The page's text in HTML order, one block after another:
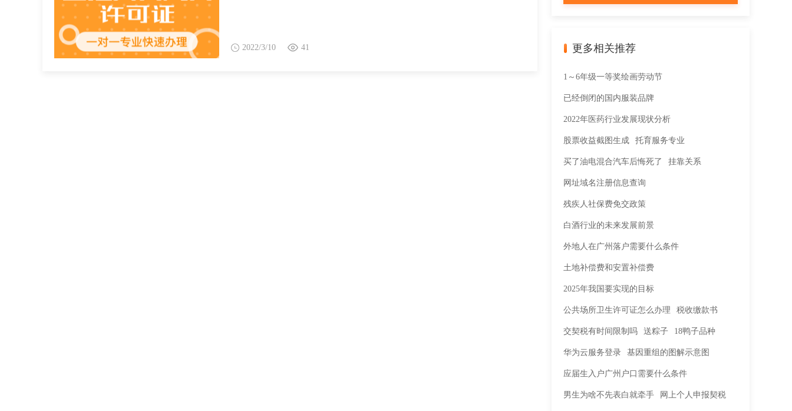
2022/3/10 41 更多相关推荐
1～6年级一等奖绘画劳动节
已经倒闭的国内服装品牌
2022年医药行业发展现状分析
股票收益截图生成 托育服务专业
买了油电混合汽车后悔死了 挂靠关系
网址域名注册信息查询
残疾人社保费免交政策
白酒行业的未来发展前景
外地人在广州落户需要什么条件
土地补偿费和安置补偿费
2025年我国要实现的目标
公共场所卫生许可证怎么办理 税收缴款书
交契税有时间限制吗 送粽子 18鸭子品种
华为云服务登录 基因重组的图解示意图
应届生入户广州户口需要什么条件
男生为啥不先表白就牵手 网上个人申报契税